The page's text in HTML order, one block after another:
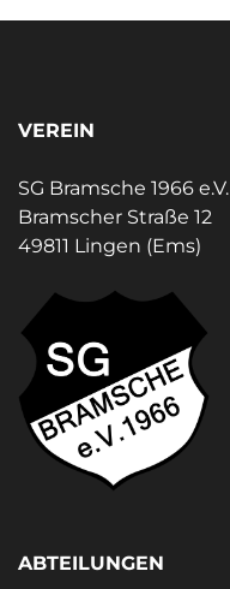
VEREIN
SG Bramsche 1966 e.V.
Bramscher Straße 12
49811 Lingen (Ems)
ABTEILUNGEN